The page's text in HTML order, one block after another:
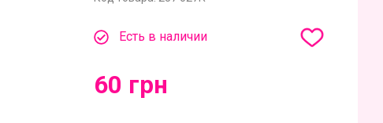
Есть в наличии
60 грн